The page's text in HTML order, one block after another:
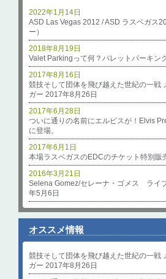
ASD Las Vegas 2012 / ASD ラスベガス
ー）
2022年1月14日
Valet Parkingって何？バレットパーキン
2018年8月19日
競技そして団体を飛び越えた世紀の一戦
ガー 2017年8月26日
2017年8月16日
ついに通りの名前にエルビスが！Elvis
に登場。
2017年6月28日
本場ラスベガスのEDCのチケット特別販
2017年6月1日
Selena Gomez/セレーナ・ゴメス ライ
年5月6日
2016年3月21日
オススメ情報
競技そして団体を飛び越えた世紀の一戦
ガー 2017年8月26日